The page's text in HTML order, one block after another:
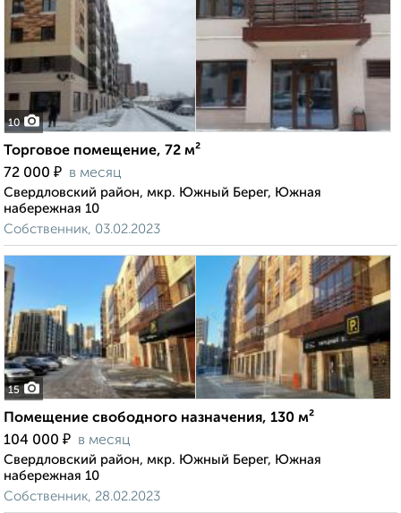
10
Торговое помещение, 72 м²
72 000 ₽ в месяц
Свердловский район, мкр. Южный Берег, Южная
набережная 10
Собственник, 03.02.2023
15
Помещение свободного назначения, 130 м²
104 000 ₽ в месяц
Свердловский район, мкр. Южный Берег, Южная
набережная 10
Собственник, 28.02.2023